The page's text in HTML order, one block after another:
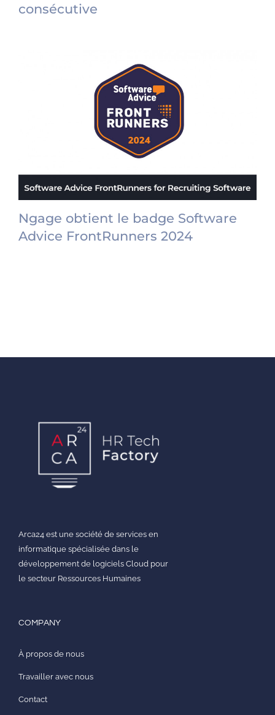
consécutive
Ngage obtient le badge Software
Advice FrontRunners 2024
Arca24 est une société de services en
informatique spécialisée dans le
développement de logiciels Cloud pour
le secteur Ressources Humaines
COMPANY
À propos de nous
Travailler avec nous
Contact